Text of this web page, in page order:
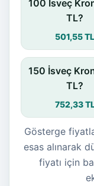
100 İsveç
TL?
501,55 TL
150 İsveç
TL?
752,33
Gösterge
esas alınarak
fiyatı için